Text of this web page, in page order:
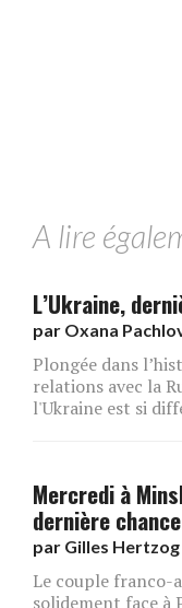
A lire
L’Ukraine,
par Oxana
Plongée dans
relations avec la
l'Ukraine est si
Mercredi à
dernière
par Gilles Hertzog
Le couple franco-
solidement face à